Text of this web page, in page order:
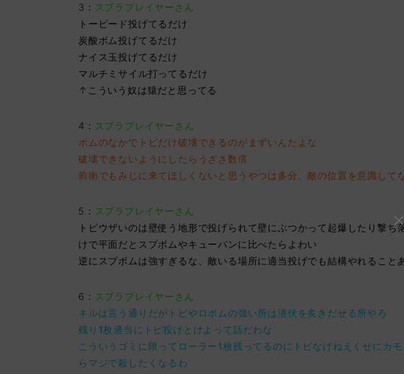
3： スプラプレイヤーさん
トーピード投げてるだけ
炭酸ボム投げてるだけ
ナイス玉投げてるだけ
マルチミサイル打ってるだけ
↑こういう奴は猿だと思ってる
4： スプラプレイヤーさん
ボムのなかでトピだけ破壊できるのがまずいんたよな
破壊できないようにしたらうざさ数倍
前衛でもみじに来てほしくないと思うやつは多分、敵の位置を意識して
5： スプラプレイヤーさん
トピウザいのは壁使う地形で投げられて壁にぶつかって起爆したり撃ち
けで平面だとスプボムやキューバンに比べたらよわい
逆にスプボムは強すぎるな、敵いる場所に適当投げでも結構やれること
6： スプラプレイヤーさん
キルは言う通りだがトピやロボムの強い所は潜伏を炙きだせる所やろ
残り1枚適当にトピ投げとけよって話だわな
こういうゴミに限ってローラー1枚残ってるのにトピなげねえくせにカ
らマジで殺したくなるわ